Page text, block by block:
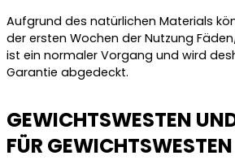
Aufgrund des natürlichen Materials
der ersten Wochen der Nutzung
ist ein normaler Vorgang und wird
Garantie abgedeckt.
GEWICHTSWESTEN
FÜR GEWICHTSWESTEN